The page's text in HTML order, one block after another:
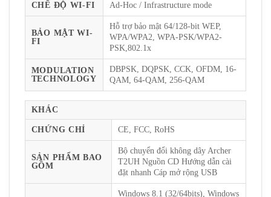
CHẾ ĐỘ WI-FI Ad-Hoc / Infrastructure mode
BẢO MẬT WI-
FI
Hỗ trợ bảo mật 64/128-bit WEP,
WPA/WPA2, WPA-PSK/WPA2-
PSK,802.1x
MODULATION
TECHNOLOGY
DBPSK, DQPSK, CCK, OFDM, 16-
QAM, 64-QAM, 256-QAM
KHÁC
CHỨNG CHỈ CE, FCC, RoHS
SẢN PHẨM BAO
GỒM
Bộ chuyển đổi không dây Archer
T2UH Nguồn CD Hướng dẫn cài
đặt nhanh Cáp mở rộng USB
Windows 8.1 (32/64bits), Windows